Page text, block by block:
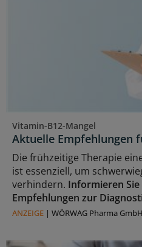
Vitamin-B12-Mangel
Aktuelle Empfehlungen
Die frühzeitige Therapie
ist essenziell, um
verhindern. Informieren
Empfehlungen zur
ANZEIGE | WÖRWAG Pharma